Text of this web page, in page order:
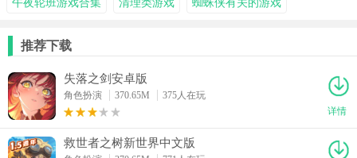
午夜轮班游戏合集 清理类游戏 蜘蛛侠有关的游戏
推荐下载
失落之剑安卓版
角色扮演 370.65M
375人在玩
详情
救世者之树新世界中文版